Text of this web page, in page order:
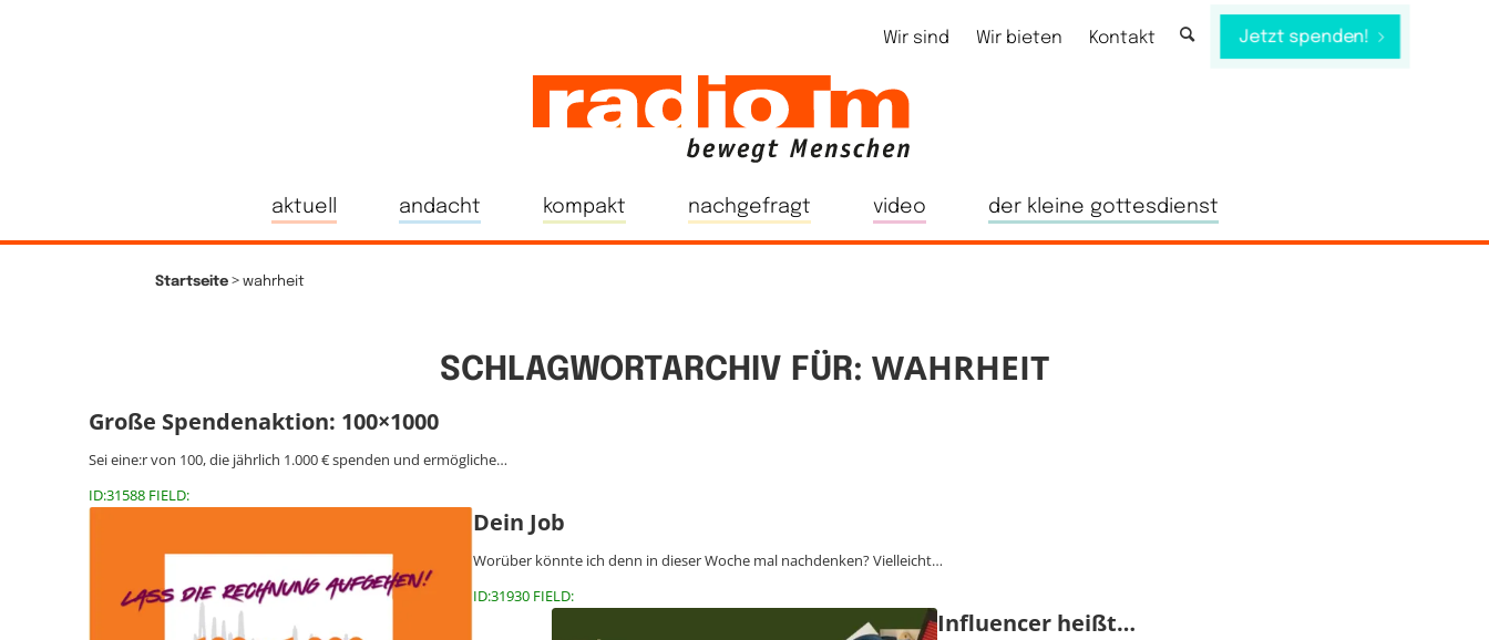
Wir sind Wir bieten Kontakt Jetzt spenden!
aktuell andacht kompakt nachgefragt video der kleine gottesdienst
Startseite > wahrheit
SCHLAGWORTARCHIV FÜR: WAHRHEIT
Große Spendenaktion: 100×1000
Sei eine:r von 100, die jährlich 1.000 € spenden und ermögliche…
ID:31588 FIELD:
Dein Job
Worüber könnte ich denn in dieser Woche mal nachdenken? Vielleicht…
ID:31930 FIELD:
Influencer heißt…